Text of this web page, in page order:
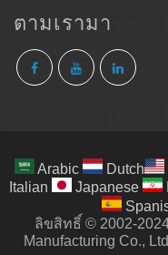
ตามเรามา
Arabic Dutch
Italian
Japanese
ลิขสิทธิ์ © 2002-
Manufacturing Co.,